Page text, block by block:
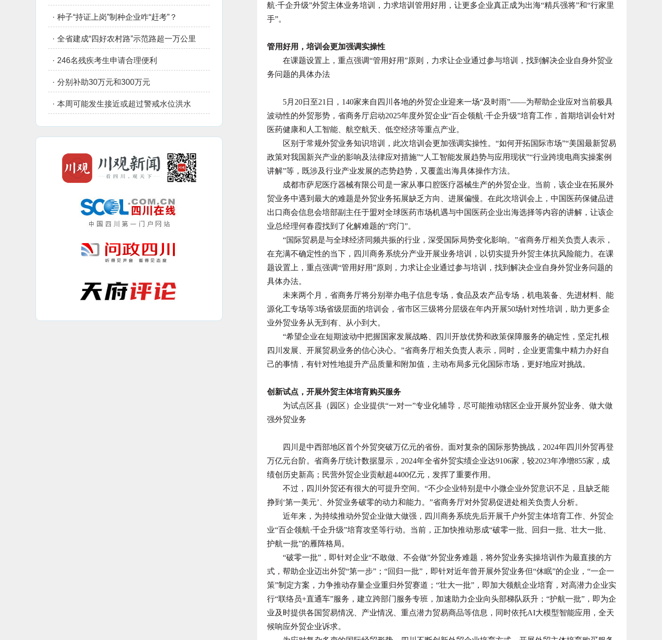
· 种子“持证上岗”制种企业咋“赶考”？
· 全省建成“四好农村路”示范路超一万公里
· 246名残疾考生申请合理便利
· 分别补助30万元和300万元
· 本周可能发生接近或超过警戒水位洪水
航·千企升级”外贸主体业务培训，力求培训管用好用，让更多企业真正成为出海“精兵强将”和“行家里
手”。
管用好用，培训会更加强调实操性
在课题设置上，重点强调“管用好用”原则，力求让企业通过参与培训，找到解决企业自身外贸业
务问题的具体办法
5月20日至21日，140家来自四川各地的外贸企业迎来一场“及时雨”——为帮助企业应对当前极具
波动性的外贸形势，省商务厅启动2025年度外贸企业“百企领航·千企升级”培育工作，首期培训会针对
医药健康和人工智能、航空航天、低空经济等重点产业。
区别于常规外贸业务知识培训，此次培训会更加强调实操性。“如何开拓国际市场”“美国最新贸易
政策对我国新兴产业的影响及法律应对措施”“人工智能发展趋势与应用现状”“行业跨境电商实操案例
讲解”等，既涉及行业产业发展的态势趋势，又覆盖出海具体操作方法。
成都市萨尼医疗器械有限公司是一家从事口腔医疗器械生产的外贸企业。当前，该企业在拓展外
贸业务中遇到最大的难题是外贸业务拓展缺乏方向、进展偏慢。在此次培训会上，中国医药保健品进
出口商会信息会培部副主任于盟对全球医药市场机遇与中国医药企业出海选择等内容的讲解，让该企
业总经理何春霞找到了化解难题的“窍门”。
“国际贸易是与全球经济同频共振的行业，深受国际局势变化影响。”省商务厅相关负责人表示，
在充满不确定性的当下，四川商务系统分产业开展业务培训，以切实提升外贸主体抗风险能力。在课
题设置上，重点强调“管用好用”原则，力求让企业通过参与培训，找到解决企业自身外贸业务问题的
具体办法。
未来两个月，省商务厅将分别举办电子信息专场，食品及农产品专场，机电装备、先进材料、能
源化工专场等3场省级层面的培训会，省市区三级将分层级在年内开展50场针对性培训，助力更多企
业外贸业务从无到有、从小到大。
“希望企业在短期波动中把握国家发展战略、四川开放优势和政策保障服务的确定性，坚定扎根
四川发展、开展贸易业务的信心决心。”省商务厅相关负责人表示，同时，企业更需集中精力办好自
己的事情，有针对性地提升产品质量和附加值，主动布局多元化国际市场，更好地应对挑战。
创新试点，开展外贸主体培育购买服务
为试点区县（园区）企业提供“一对一”专业化辅导，尽可能推动辖区企业开展外贸业务、做大做
强外贸业务
四川是中西部地区首个外贸突破万亿元的省份。面对复杂的国际形势挑战，2024年四川外贸再登
万亿元台阶。省商务厅统计数据显示，2024年全省外贸实绩企业达9106家，较2023年净增855家，成
绩创历史新高；民营外贸企业贡献超4400亿元，发挥了重要作用。
不过，四川外贸还有很大的可提升空间。“不少企业特别是中小微企业外贸意识不足，且缺乏能
挣到‘第一美元’、外贸业务破零的动力和能力。”省商务厅对外贸易促进处相关负责人分析。
近年来，为持续推动外贸企业做大做强，四川商务系统先后开展千户外贸主体培育工作、外贸企
业“百企领航·千企升级”培育攻坚等行动。当前，正加快推动形成“破零一批、回归一批、壮大一批、
护航一批”的雁阵格局。
“破零一批”，即针对企业“不敢做、不会做”外贸业务难题，将外贸业务实操培训作为最直接的方
式，帮助企业迈出外贸“第一步”；“回归一批”，即针对近年曾开展外贸业务但“休眠”的企业，“一企一
策”制定方案，力争推动存量企业重归外贸赛道；“壮大一批”，即加大领航企业培育，对高潜力企业实
行“联络员+直通车”服务，建立跨部门服务专班，加速助力企业向头部梯队跃升；“护航一批”，即为企
业及时提供各国贸易情况、产业情况、重点潜力贸易商品等信息，同时依托AI大模型智能应用，全天
候响应外贸企业诉求。